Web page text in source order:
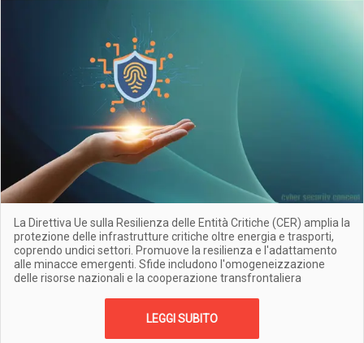
La Direttiva Ue sulla Resilienza delle Entità Critiche (CER) amplia la
protezione delle infrastrutture critiche oltre energia e trasporti,
coprendo undici settori. Promuove la resilienza e l'adattamento
alle minacce emergenti. Sfide includono l'omogeneizzazione
delle risorse nazionali e la cooperazione transfrontaliera
LEGGI SUBITO